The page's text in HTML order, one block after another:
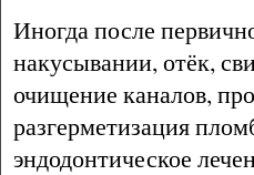
Иногда после
накусывании, отёк,
очищение каналов,
разгерметизация
эндодонтическое